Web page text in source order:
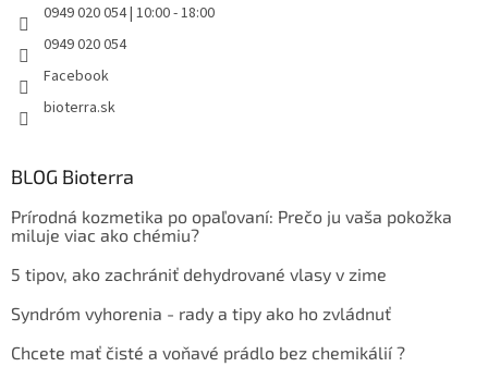
0949 020 054 | 10:00 - 18:00
0949 020 054
Facebook
bioterra.sk
BLOG Bioterra
Prírodná kozmetika po opaľovaní: Prečo ju vaša pokožka
miluje viac ako chémiu?
5 tipov, ako zachrániť dehydrované vlasy v zime
Syndróm vyhorenia - rady a tipy ako ho zvládnuť
Chcete mať čisté a voňavé prádlo bez chemikálií ?